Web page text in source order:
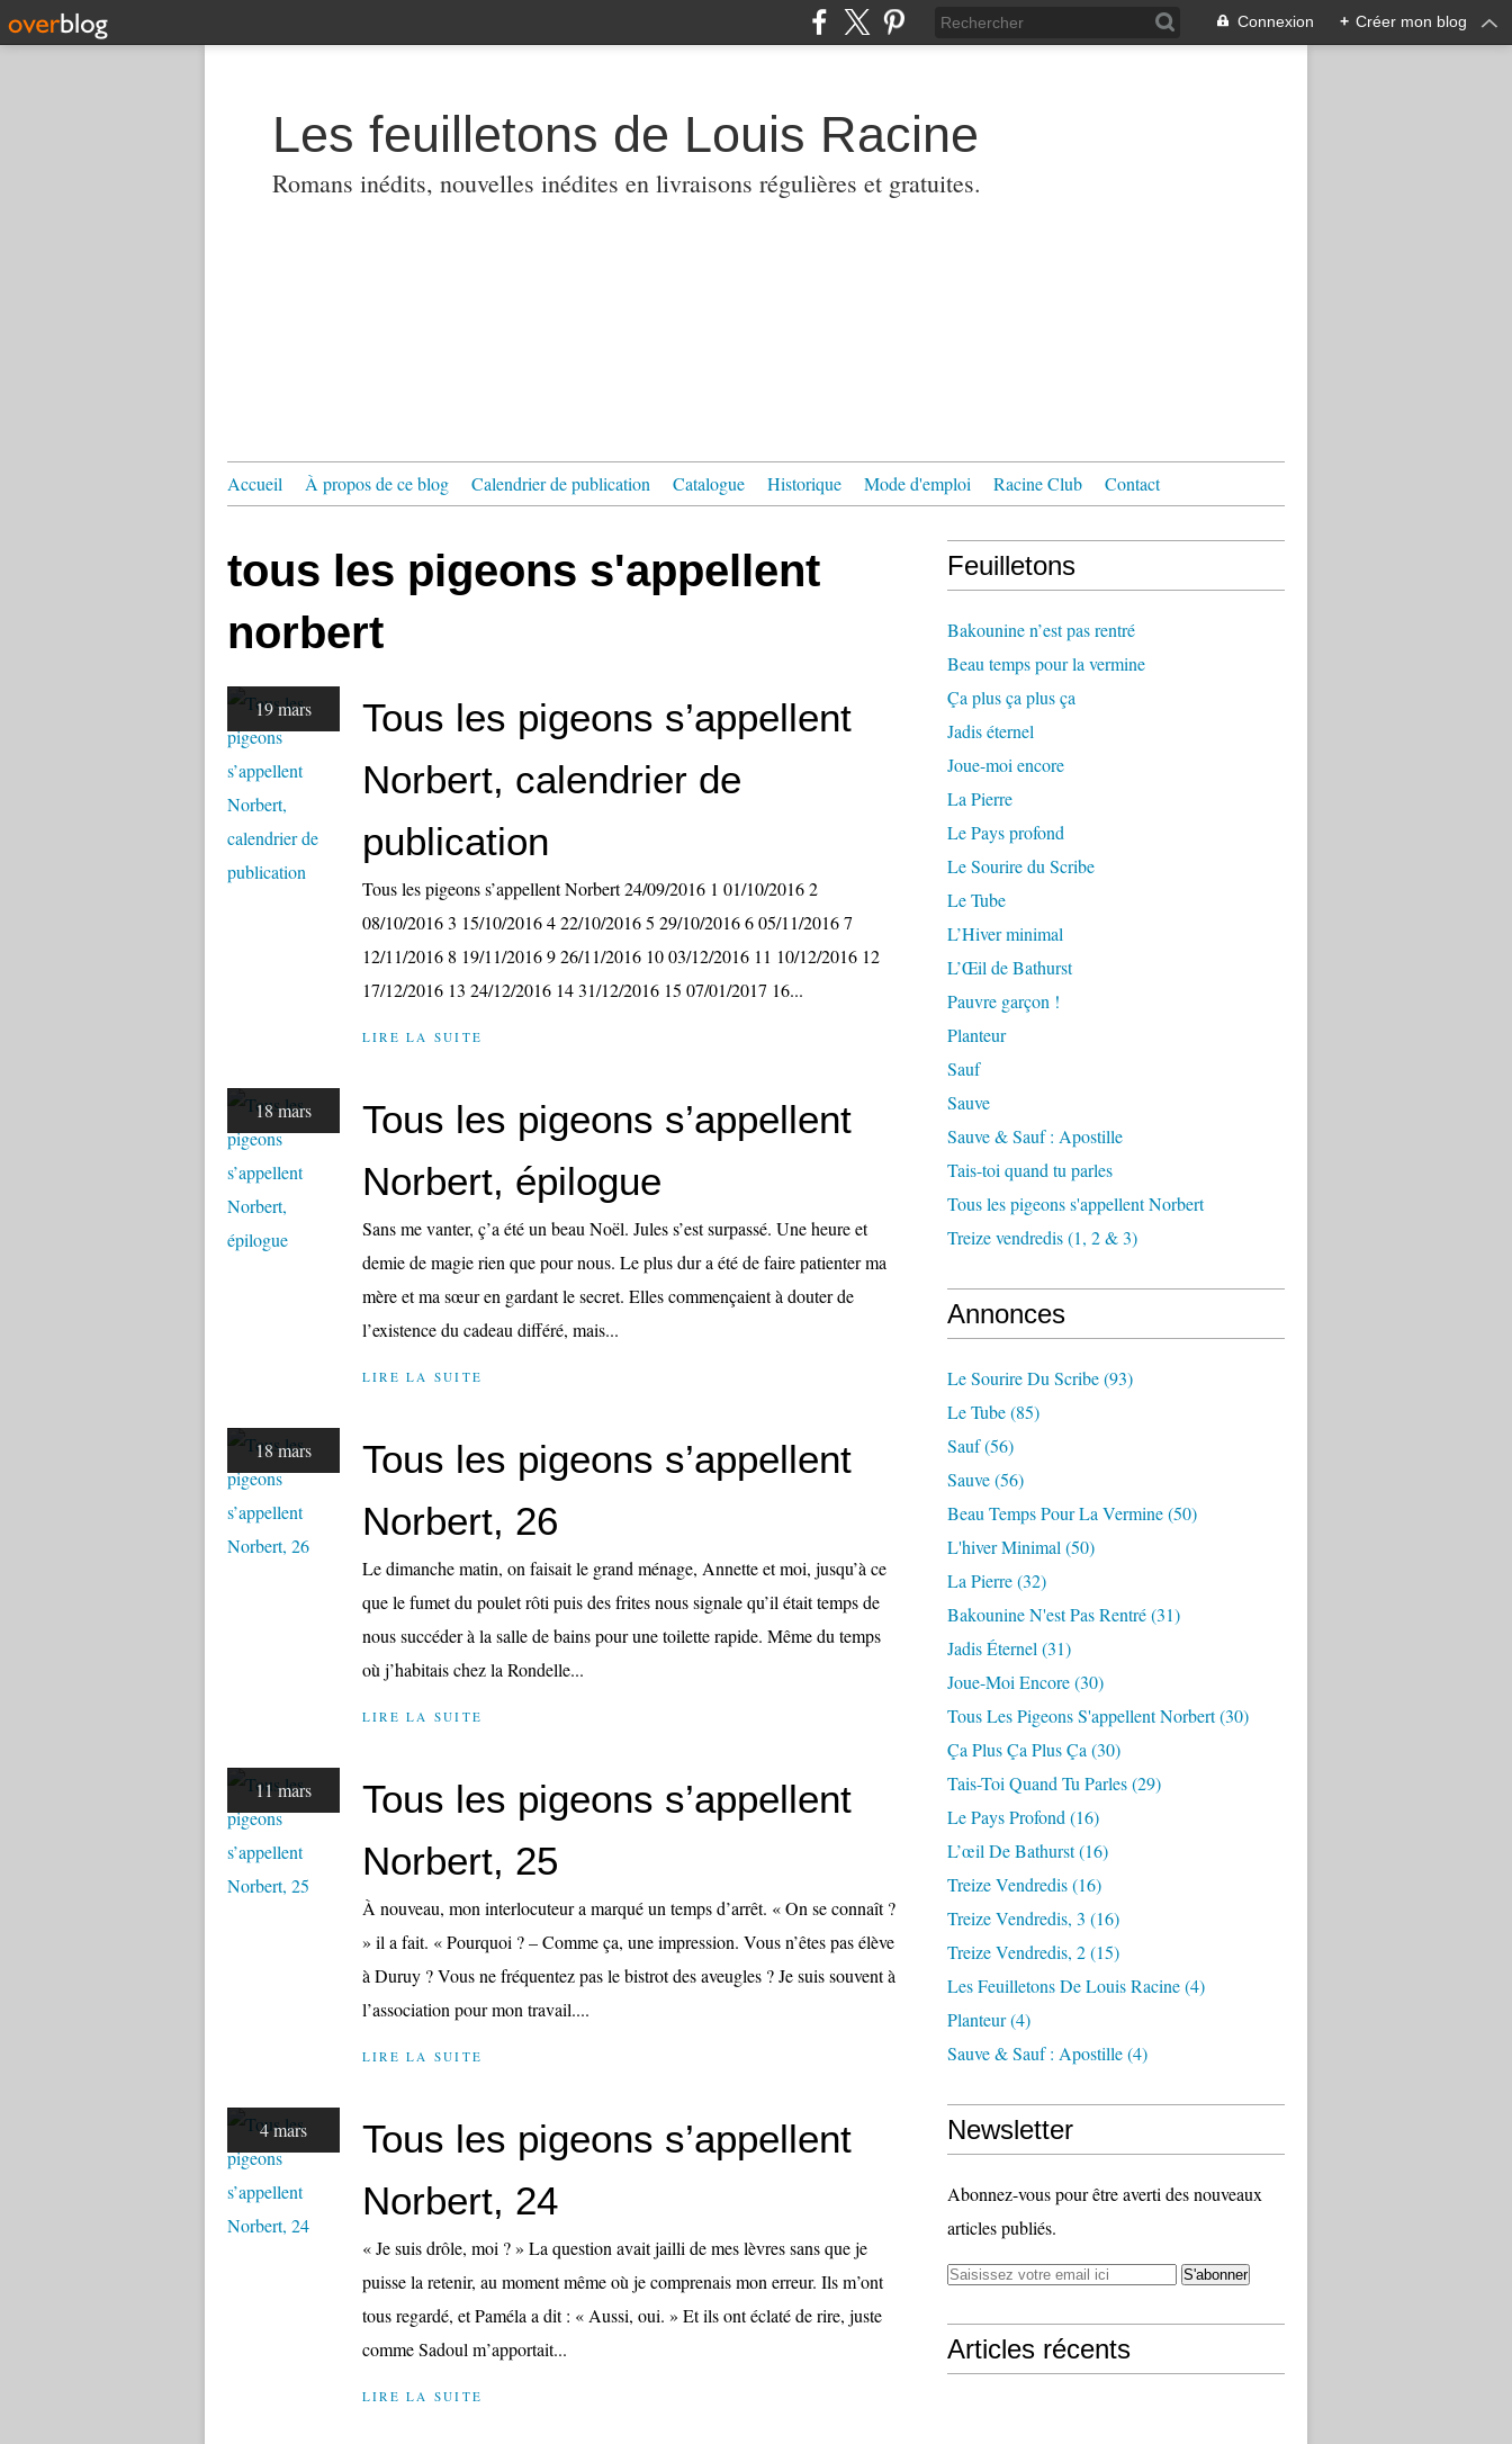
Connexion + Créer mon blog
Les feuilletons de Louis Racine
Romans inédits, nouvelles inédites en livraisons régulières et gratuites.
Accueil À propos de ce blog Calendrier de publication Catalogue Historique Mode d'emploi Racine Club Contact
tous les pigeons s'appellent
norbert
19 mars
Tous les pigeons s’appellent
Norbert, calendrier de
publication
Tous les pigeons s’appellent Norbert 24/09/2016 1 01/10/2016 2
08/10/2016 3 15/10/2016 4 22/10/2016 5 29/10/2016 6 05/11/2016 7
12/11/2016 8 19/11/2016 9 26/11/2016 10 03/12/2016 11 10/12/2016 12
17/12/2016 13 24/12/2016 14 31/12/2016 15 07/01/2017 16...
LIRE LA SUITE
18 mars
Tous les pigeons s’appellent
Norbert, épilogue
Sans me vanter, ç’a été un beau Noël. Jules s’est surpassé. Une heure et
demie de magie rien que pour nous. Le plus dur a été de faire patienter ma
mère et ma sœur en gardant le secret. Elles commençaient à douter de
l’existence du cadeau différé, mais...
LIRE LA SUITE
18 mars
Tous les pigeons s’appellent
Norbert, 26
Le dimanche matin, on faisait le grand ménage, Annette et moi, jusqu’à ce
que le fumet du poulet rôti puis des frites nous signale qu’il était temps de
nous succéder à la salle de bains pour une toilette rapide. Même du temps
où j’habitais chez la Rondelle...
LIRE LA SUITE
11 mars
Tous les pigeons s’appellent
Norbert, 25
À nouveau, mon interlocuteur a marqué un temps d’arrêt. « On se connaît ?
» il a fait. « Pourquoi ? – Comme ça, une impression. Vous n’êtes pas élève
à Duruy ? Vous ne fréquentez pas le bistrot des aveugles ? Je suis souvent à
l’association pour mon travail....
LIRE LA SUITE
4 mars
Tous les pigeons s’appellent
Norbert, 24
« Je suis drôle, moi ? » La question avait jailli de mes lèvres sans que je
puisse la retenir, au moment même où je comprenais mon erreur. Ils m’ont
tous regardé, et Paméla a dit : « Aussi, oui. » Et ils ont éclaté de rire, juste
comme Sadoul m’apportait...
LIRE LA SUITE
Feuilletons
Bakounine n’est pas rentré
Beau temps pour la vermine
Ça plus ça plus ça
Jadis éternel
Joue-moi encore
La Pierre
Le Pays profond
Le Sourire du Scribe
Le Tube
L’Hiver minimal
L’Œil de Bathurst
Pauvre garçon !
Planteur
Sauf
Sauve
Sauve & Sauf : Apostille
Tais-toi quand tu parles
Tous les pigeons s'appellent Norbert
Treize vendredis (1, 2 & 3)
Annonces
Le Sourire Du Scribe(93)
Le Tube(85)
Sauf(56)
Sauve(56)
Beau Temps Pour La Vermine(50)
L'hiver Minimal (50)
La Pierre(32)
Bakounine N'est Pas Rentré(31)
Jadis Éternel (31)
Joue-Moi Encore(30)
Tous Les Pigeons S'appellent Norbert(30)
Ça Plus Ça Plus Ça (30)
Tais-Toi Quand Tu Parles(29)
Le Pays Profond (16)
L’œil De Bathurst(16)
Treize Vendredis(16)
Treize Vendredis, 3 (16)
Treize Vendredis, 2(15)
Les Feuilletons De Louis Racine(4)
Planteur(4)
Sauve & Sauf : Apostille(4)
Newsletter
Abonnez-vous pour être averti des nouveaux
articles publiés.
Articles récents